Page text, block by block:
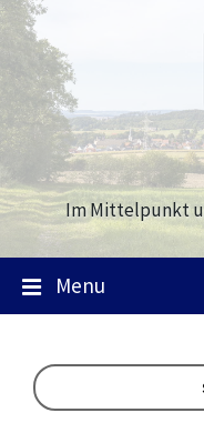
Skip
to
content
Skip
to
main
navigation
Skip
to
footer
Im Mittelpunkt
Menu